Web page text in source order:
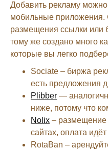
Добавить рекламу можно
мобильные приложения.
размещения ссылки или
тому же создано много
которые вы легко
Sociate – биржа
есть предложения
Plibber —
ниже, потому что
Nolix – размещение
сайтах, оплата
RotaBan –